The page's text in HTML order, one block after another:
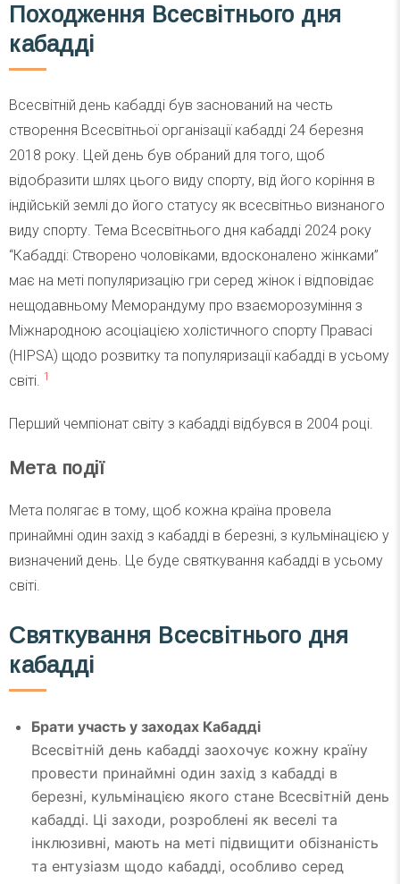
Походження Всесвітнього дня
кабадді
Всесвітній день кабадді був заснований на честь
створення Всесвітньої організації кабадді 24 березня
2018 року. Цей день був обраний для того, щоб
відобразити шлях цього виду спорту, від його коріння в
індійській землі до його статусу як всесвітньо визнаного
виду спорту. Тема Всесвітнього дня кабадді 2024 року
“Кабадді: Створено чоловіками, вдосконалено жінками”
має на меті популяризацію гри серед жінок і відповідає
нещодавньому Меморандуму про взаєморозуміння з
Міжнародною асоціацією холістичного спорту Правасі
(HIPSA) щодо розвитку та популяризації кабадді в усьому
світі. 1
Перший чемпіонат світу з кабадді відбувся в 2004 році.
Мета події
Мета полягає в тому, щоб кожна країна провела
принаймні один захід з кабадді в березні, з кульмінацією у
визначений день. Це буде святкування кабадді в усьому
світі.
Святкування Всесвітнього дня
кабадді
Брати участь у заходах Кабадді
Всесвітній день кабадді заохочує кожну країну
провести принаймні один захід з кабадді в
березні, кульмінацією якого стане Всесвітній день
кабадді. Ці заходи, розроблені як веселі та
інклюзивні, мають на меті підвищити обізнаність
та ентузіазм щодо кабадді, особливо серед